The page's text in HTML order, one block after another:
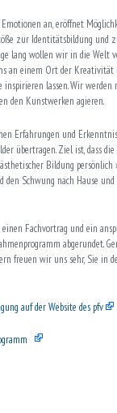
an, eröffnet
zur Identitätsbildung und
lang wollen wir in die Welt
an einem Ort der Kreativität
inspirieren lassen. Wir
den Kunstwerken agieren.
Erfahrungen und
übertragen. Ziel ist, dass
Bildung persönlich
den Schwung nach Hause
Fachvortrag und ein
abgerundet.
freuen wir uns sehr, Sie in
auf der Website des pfv